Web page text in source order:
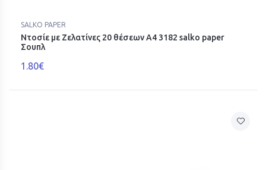
SALKO PAPER
Ντοσίε με Ζελατίνες 20 θέσεων Α4 3182 salko paper
Σουπλ
1.80€